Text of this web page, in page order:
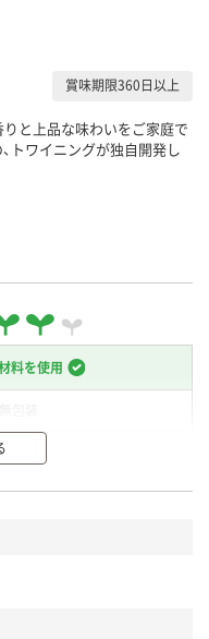
賞味期限360日以上
りと上品な味わいをご家庭で
トワイニングが独自開発し
料を使用
しやすい設計